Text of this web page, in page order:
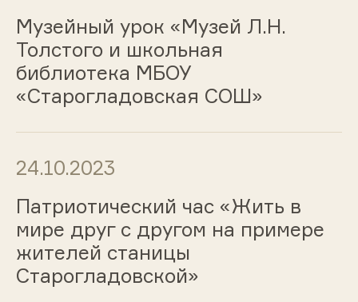
Музейный урок «Музей Л.Н.
Толстого и школьная
библиотека МБОУ
«Старогладовская СОШ»
24.10.2023
Патриотический час «Жить в
мире друг с другом на примере
жителей станицы
Старогладовской»